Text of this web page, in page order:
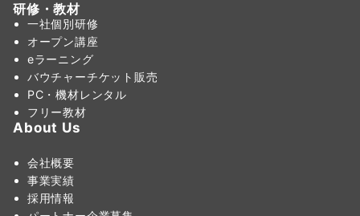
研修・教材
一社個別研修
オープン講座
eラーニング
バウチャーチケット販売
PC・機材レンタル
フリー教材
About Us
会社概要
事業実績
採用情報